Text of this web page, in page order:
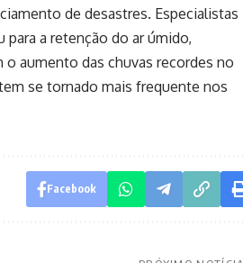
de desastres. Especialistas
a retenção do ar úmido,
aumento das chuvas recordes no
se tornado mais frequente nos
Facebook